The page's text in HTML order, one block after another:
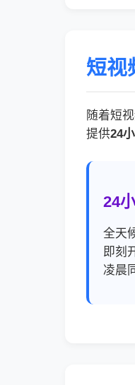
短视
随着短
提供24
24
全天
即刻
凌晨